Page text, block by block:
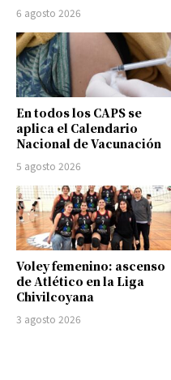
6 agosto 2026
En todos los CAPS se
aplica el Calendario
Nacional de Vacunación
5 agosto 2026
Voley femenino: ascenso
de Atlético en la Liga
Chivilcoyana
3 agosto 2026